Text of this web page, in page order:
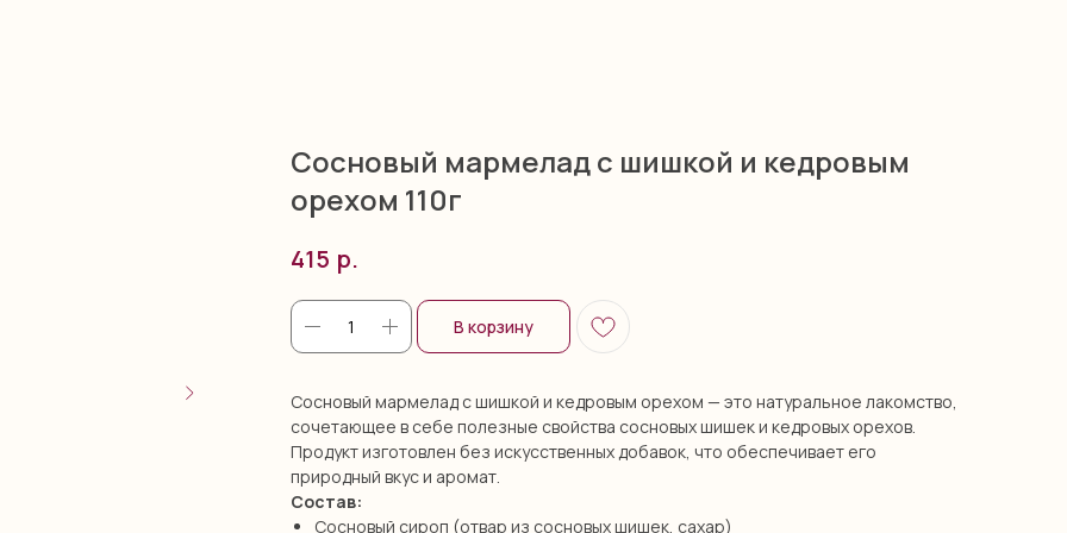
Сосновый мармелад с шишкой и кедровым
орехом 110г
415 р.
В корзину
Сосновый мармелад с шишкой и кедровым орехом — это натуральное лакомство,
сочетающее в себе полезные свойства сосновых шишек и кедровых орехов.
Продукт изготовлен без искусственных добавок, что обеспечивает его
природный вкус и аромат.​
Состав:
Сосновый сироп (отвар из сосновых шишек, сахар)​